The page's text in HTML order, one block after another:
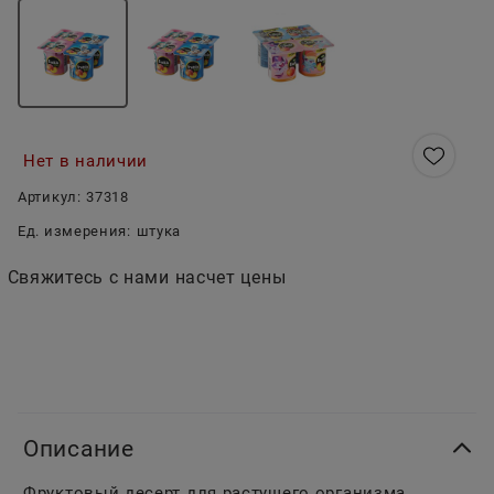
Нет в наличии
Артикул: 37318
Ед. измерения: штука
Свяжитесь с нами насчет цены
Описание